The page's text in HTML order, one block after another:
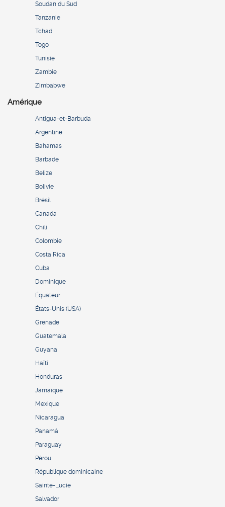
Soudan du Sud
Tanzanie
Tchad
Togo
Tunisie
Zambie
Zimbabwe
Amérique
Antigua-et-Barbuda
Argentine
Bahamas
Barbade
Belize
Bolivie
Brésil
Canada
Chili
Colombie
Costa Rica
Cuba
Dominique
Équateur
États-Unis (USA)
Grenade
Guatemala
Guyana
Haïti
Honduras
Jamaïque
Mexique
Nicaragua
Panamá
Paraguay
Pérou
République dominicaine
Sainte-Lucie
Salvador